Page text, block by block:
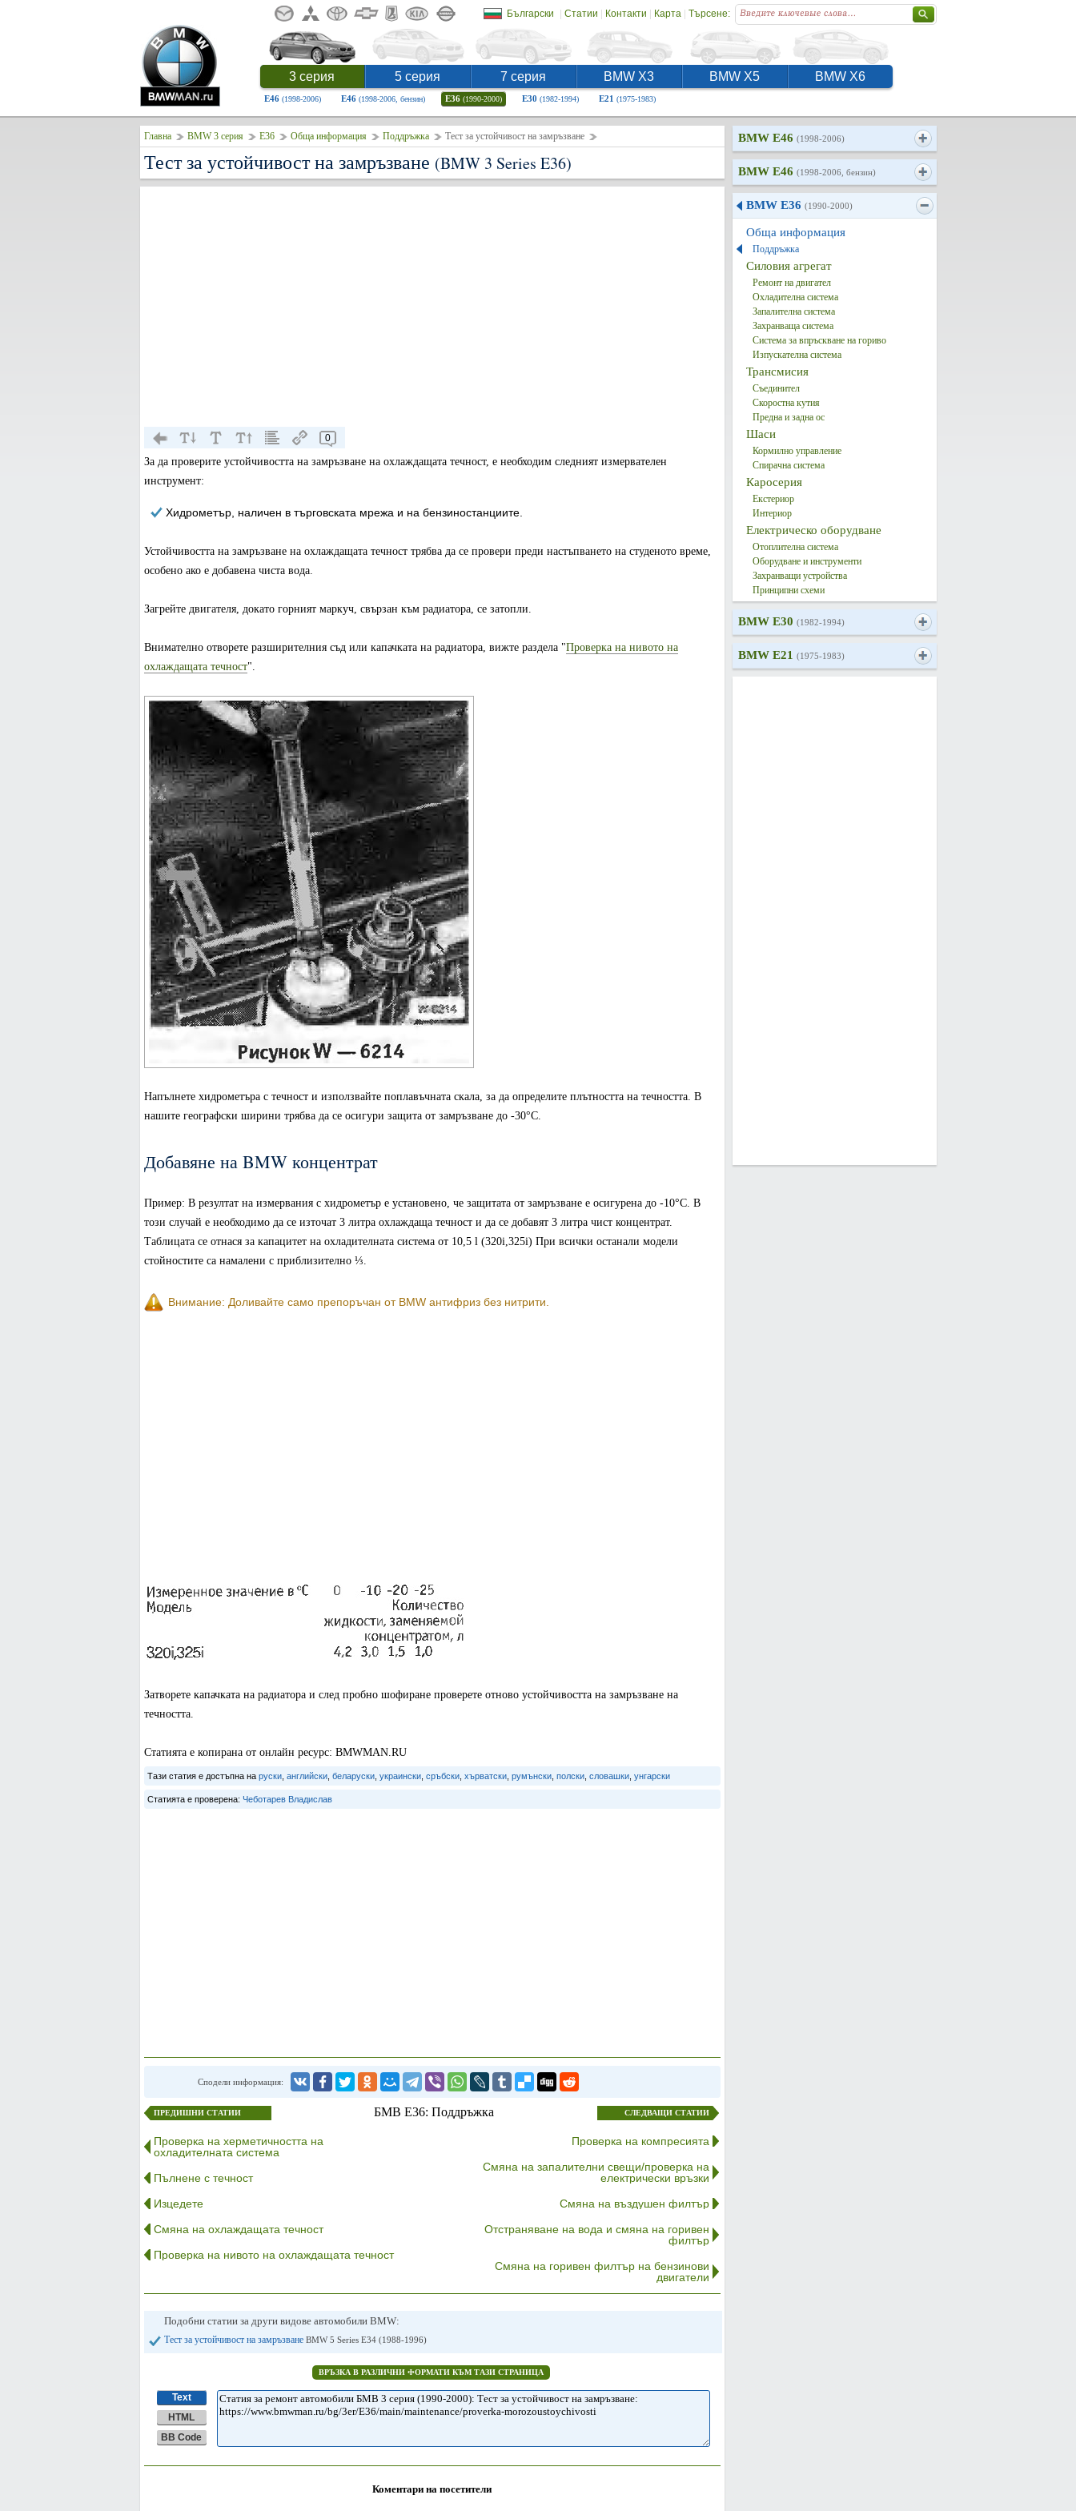
Български | Статии | Контакти | Карта| Търсене:
3 серия 5 серия 7 серия BMW X3 BMW X5 BMW X6
E46 (1998-2006) E46 (1998-2006, бензин) E36 (1990-2000) E30 (1982-1994) E21 (1975-1983)
Главна BMW 3 серия E36 Обща информация Поддръжка Тест за устойчивост на замръзване
Тест за устойчивост на замръзване (BMW 3 Series E36)
0
За да проверите устойчивостта на замръзване на охлаждащата течност, е необходим следният измервателен
инструмент:
Хидрометър, наличен в търговската мрежа и на бензиностанциите.
Устойчивостта на замръзване на охлаждащата течност трябва да се провери преди настъпването на студеното време,
особено ако е добавена чиста вода.
Загрейте двигателя, докато горният маркуч, свързан към радиатора, се затопли.
Внимателно отворете разширителния съд или капачката на радиатора, вижте раздела "Проверка на нивото на
охлаждащата течност".
Напълнете хидрометъра с течност и използвайте поплавъчната скала, за да определите плътността на течността. В
нашите географски ширини трябва да се осигури защита от замръзване до -30°C.
Добавяне на BMW концентрат
Пример: В резултат на измервания с хидрометър е установено, че защитата от замръзване е осигурена до -10°C. В
този случай е необходимо да се източат 3 литра охлаждаща течност и да се добавят 3 литра чист концентрат.
Таблицата се отнася за капацитет на охладителната система от 10,5 l (320i,325i) При всички останали модели
стойностите са намалени с приблизително ⅓.
Внимание: Доливайте само препоръчан от BMW антифриз без нитрити.
Затворете капачката на радиатора и след пробно шофиране проверете отново устойчивостта на замръзване на
течността.
Статията е копирана от онлайн ресурс: BMWMAN.RU
Тази статия е достъпна на руски, английски, беларуски, украински, сръбски, хърватски, румънски, полски, словашки, унгарски
Статията е проверена: Чеботарев Владислав
Сподели информация:
ПРЕДИШНИ СТАТИИ БМВ E36: Поддръжка СЛЕДВАЩИ СТАТИИ
Проверка на херметичността на
охладителната система
Пълнене с течност
Изцедете
Смяна на охлаждащата течност
Проверка на нивото на охлаждащата течност
Проверка на компресията
Смяна на запалителни свещи/проверка на
електрически връзки
Смяна на въздушен филтър
Отстраняване на вода и смяна на горивен
филтър
Смяна на горивен филтър на бензинови
двигатели
Подобни статии за други видове автомобили BMW:
Тест за устойчивост на замръзване BMW 5 Series E34 (1988-1996)
ВРЪЗКА В РАЗЛИЧНИ ФОРМАТИ КЪМ ТАЗИ СТРАНИЦА
Text
HTML
BB Code
Коментари на посетители
BMW E46 (1998-2006)
BMW E46 (1998-2006, бензин)
BMW E36 (1990-2000)
Обща информация
Поддръжка
Силовия агрегат
Ремонт на двигател
Охладителна система
Запалителна система
Захранваща система
Система за впръскване на гориво
Изпускателна система
Трансмисия
Съединител
Скоростна кутия
Предна и задна ос
Шаси
Кормилно управление
Спирачна система
Каросерия
Екстериор
Интериор
Електрическо оборудване
Отоплителна система
Оборудване и инструменти
Захранващи устройства
Принципни схеми
BMW E30 (1982-1994)
BMW E21 (1975-1983)